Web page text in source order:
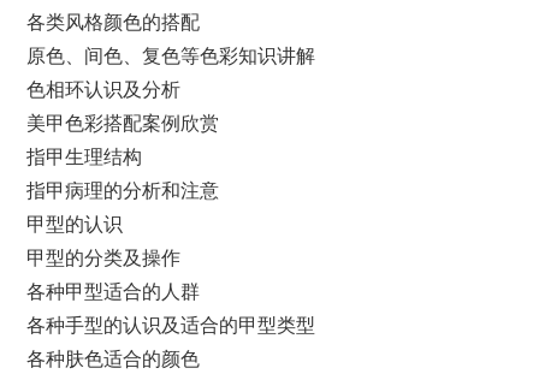
各类风格颜色的搭配
原色、间色、复色等色彩知识讲解
色相环认识及分析
美甲色彩搭配案例欣赏
指甲生理结构
指甲病理的分析和注意
甲型的认识
甲型的分类及操作
各种甲型适合的人群
各种手型的认识及适合的甲型类型
各种肤色适合的颜色